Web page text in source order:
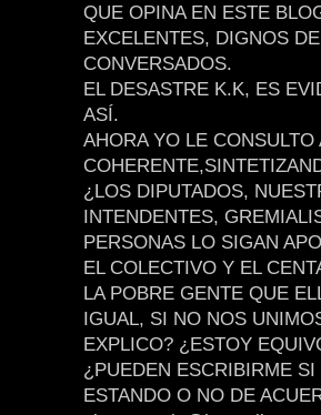
QUE OPINA EN ESTE
EXCELENTES, DIGNOS
CONVERSADOS.
EL DESASTRE K.K, ES
ASÍ.
AHORA YO LE
¿LOS DIPUTADOS,
INTENDENTES,
PERSONAS LO SIGAN
EL COLECTIVO Y EL
LA POBRE GENTE QUE
IGUAL, SI NO NOS
EXPLICO? ¿ESTOY
¿PUEDEN ESCRIBIRME
ESTANDO O NO DE